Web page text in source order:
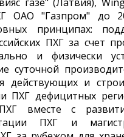
ОАО "Газпром" до
принципах:
ПХГ за счет
и физически
суточной
действующих и
ПХГ дефицитных
вместе с
ПХГ и